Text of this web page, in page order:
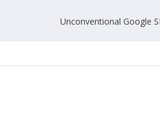
Unconventional Google